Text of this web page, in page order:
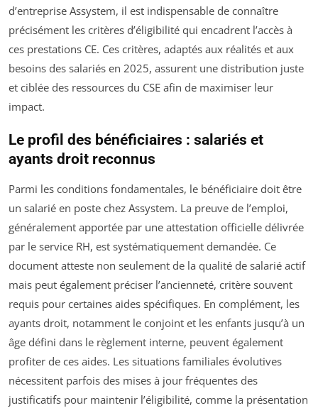
d’entreprise Assystem, il est indispensable de connaître
précisément les critères d’éligibilité qui encadrent l’accès à
ces prestations CE. Ces critères, adaptés aux réalités et aux
besoins des salariés en 2025, assurent une distribution juste
et ciblée des ressources du CSE afin de maximiser leur
impact.
Le profil des bénéficiaires : salariés et
ayants droit reconnus
Parmi les conditions fondamentales, le bénéficiaire doit être
un salarié en poste chez Assystem. La preuve de l’emploi,
généralement apportée par une attestation officielle délivrée
par le service RH, est systématiquement demandée. Ce
document atteste non seulement de la qualité de salarié actif
mais peut également préciser l’ancienneté, critère souvent
requis pour certaines aides spécifiques. En complément, les
ayants droit, notamment le conjoint et les enfants jusqu’à un
âge défini dans le règlement interne, peuvent également
profiter de ces aides. Les situations familiales évolutives
nécessitent parfois des mises à jour fréquentes des
justificatifs pour maintenir l’éligibilité, comme la présentation